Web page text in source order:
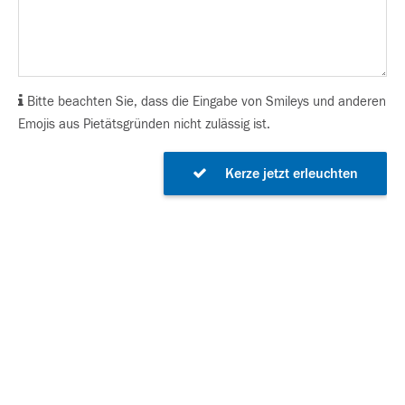
Bitte beachten Sie, dass die Eingabe von Smileys und anderen
Emojis aus Pietätsgründen nicht zulässig ist.
Kerze jetzt erleuchten